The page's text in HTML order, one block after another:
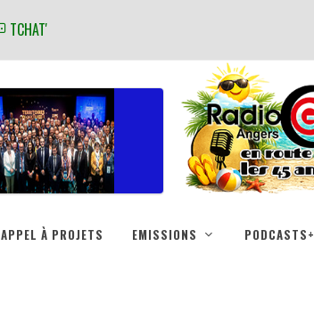
TCHAT'
APPEL À PROJETS EMISSIONS PODCASTS+